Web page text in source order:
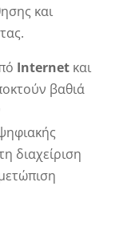
και
Internetκαι
βαθιά
διαχείριση